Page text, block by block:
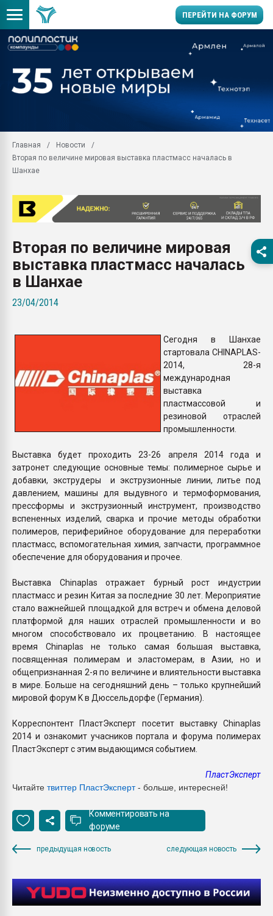
ПЕРЕЙТИ НА ФОРУМ
производство SPC
заводу пластмасс"
28.07.2026
первый план в
28.07.2026
ситуацией на
Главная
Новости
Вторая по величине мировая выставка пластмасс началась в
Шанхае
Вторая по величине мировая
выставка пластмасс началась
в Шанхае
23/04/2014
Сегодня в Шанхае
стартовала CHINAPLAS-
2014, 28-я
международная
выставка
пластмассовой и
резиновой отраслей
промышленности.
Выставка будет проходить 23-26 апреля 2014 года и
затронет следующие основные темы: полимерное сырье и
добавки, экструдеры и экструзионные линии, литье под
давлением, машины для выдувного и термоформования,
прессформы и экструзионный инструмент, производство
вспененных изделий, сварка и прочие методы обработки
полимеров, периферийное оборудование для переработки
пластмасс, вспомогательная химия, запчасти, программное
обеспечение для оборудования и прочее.
Выставка Chinaplas отражает бурный рост индустрии
пластмасс и резин Китая за последние 30 лет. Мероприятие
стало важнейшей площадкой для встреч и обмена деловой
платформой для наших отраслей промышленности и во
многом способствовало их процветанию. В настоящее
время Chinaplas не только самая большая выставка,
посвященная полимерам и эластомерам, в Азии, но и
общепризнанная 2-я по величине и влиятельности выставка
в мире. Больше на сегодняшний день – только крупнейший
мировой форум K в Дюссельдорфе (Германия).
Корреспонтент ПластЭксперт посетит выставку Chinaplas
2014 и ознакомит учасников портала и форума полимерах
ПластЭксперт с этим выдающимся событием.
ПластЭксперт
Читайте твиттер ПластЭксперт- больше, интересней!
Комментировать на
форуме
предыдущая новость следующая новость